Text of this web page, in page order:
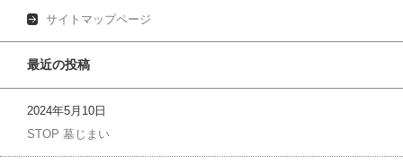
サイトマップページ
最近の投稿
2024年5月10日
STOP 墓じまい